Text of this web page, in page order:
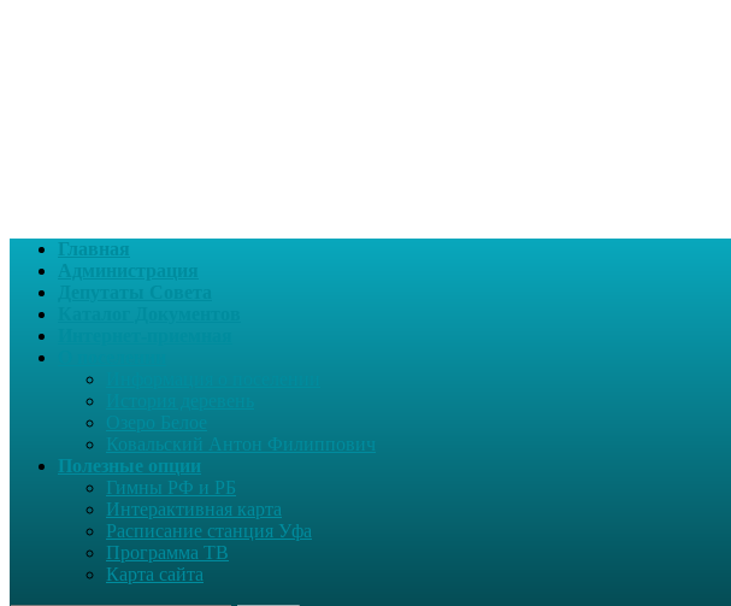
Главная
Администрация
Ковальский Антон Филиппович
Полезные опции
Гимны РФ и РБ
Интерактивная карта
Расписание станция Уфа
Программа ТВ
Карта сайта